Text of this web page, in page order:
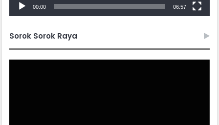
00:00 06:57
Sorok Sorok Raya